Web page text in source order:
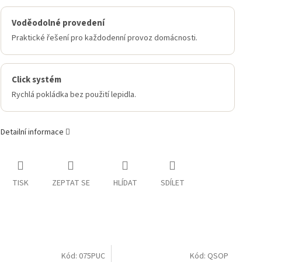
Voděodolné provedení
Praktické řešení pro každodenní provoz domácnosti.
Click systém
Rychlá pokládka bez použití lepidla.
Detailní informace
TISK ZEPTAT SE HLÍDAT SDÍLET
Kód: 075PUC Kód: QSOP